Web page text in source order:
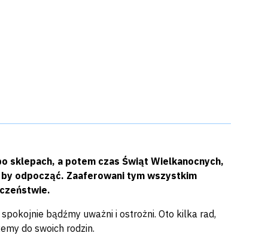
sklepach, a potem czas Świąt Wielkanocnych,
odpocząć. Zaaferowani tym wszystkim
bądźmy uważni i ostrożni. Oto kilka rad,
do swoich rodzin.